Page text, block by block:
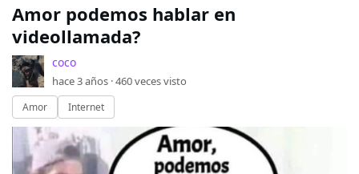
Amor podemos hablar en
videollamada?
coco
hace 3 años ·460veces visto
Amor Internet